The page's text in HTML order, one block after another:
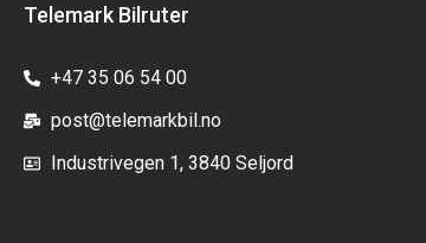
Telemark Bilruter
+47 35 06 54 00
post@telemarkbil.no
Industrivegen 1, 3840 Seljord